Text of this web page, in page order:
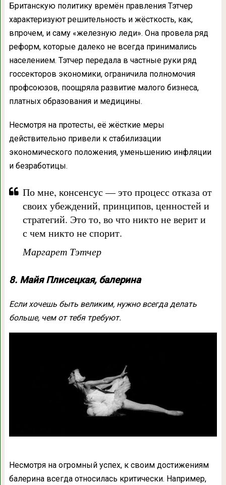
Британскую политику времён правления Тэтчер
характеризуют решительность и жёсткость, как,
впрочем, и саму «железную леди». Она провела ряд
реформ, которые далеко не всегда принимались
населением. Тэтчер передала в частные руки ряд
госсекторов экономики, ограничила полномочия
профсоюзов, поощряла развитие малого бизнеса,
платных образования и медицины.
Несмотря на протесты, её жёсткие меры
действительно привели к стабилизации
экономического положения, уменьшению инфляции
и безработицы.
По мне, консенсус — это процесс отказа от
своих убеждений, принципов, ценностей и
стратегий. Это то, во что никто не верит и
с чем никто не спорит.
Маргарет Тэтчер
8. Майя Плисецкая, балерина
Если хочешь быть великим, нужно всегда делать
больше, чем от тебя требуют.
Несмотря на огромный успех, к своим достижениям
балерина всегда относилась критически. Например,